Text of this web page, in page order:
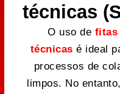
técnicas
O uso de fitas
técnicas é ideal
processos de
limpos. No